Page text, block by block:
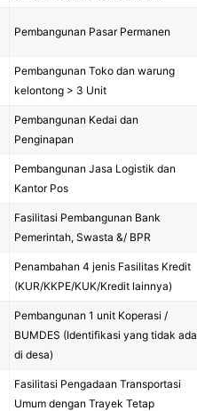
Pembangunan Pasar Permanen
Pembangunan Toko dan warung
kelontong > 3 Unit
Pembangunan Kedai dan
Penginapan
Pembangunan Jasa Logistik dan
Kantor Pos
Fasilitasi Pembangunan Bank
Pemerintah, Swasta &/ BPR
Penambahan 4 jenis Fasilitas Kredit
(KUR/KKPE/KUK/Kredit lainnya)
Pembangunan 1 unit Koperasi /
BUMDES (Identifikasi yang tidak ada
di desa)
Fasilitasi Pengadaan Transportasi
Umum dengan Trayek Tetap